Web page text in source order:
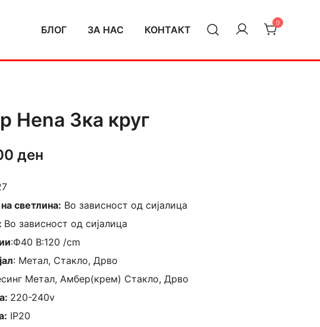
БЛОГ ЗА НАС КОНТАКТ
0
Hena 3ка круг
ден
светлина: Во зависност од сијалица
Во зависност од сијалица
:Ф40 В:120 /cm
: Метал, Стакло, Дрво
Метал, Амбер(крем) Стакло, Дрво
220-240v
IP20